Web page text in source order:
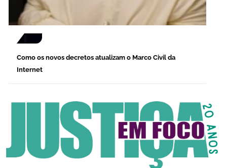
Como os novos decretos atualizam o Marco Civil da
Internet